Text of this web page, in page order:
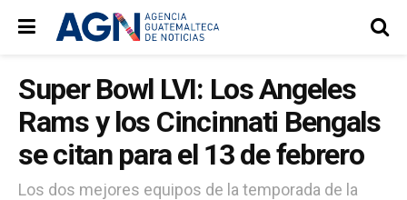
Super Bowl LVI: Los Angeles
Rams y los Cincinnati Bengals
se citan para el 13 de febrero
Los dos mejores equipos de la temporada de la